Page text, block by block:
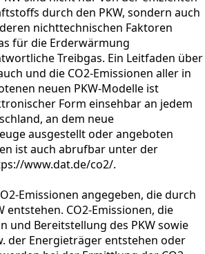
durch den PKW, sondern auch
nichttechnischen Faktoren
für die Erderwärmung
Treibgas. Ein Leitfaden über
und die CO2-Emissionen aller in
neuen PKW-Modelle ist
Form einsehbar an jedem
an dem neue
ausgestellt oder angeboten
ist auch abrufbar unter der
www.dat.de/co2/.
Emissionen angegeben, die durch
entstehen. CO2-Emissionen, die
und Bereitstellung des PKW sowie
der Energieträger entstehen oder